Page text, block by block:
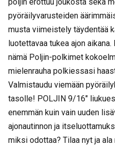
pyöräilyvarusteiden
musta viimeistely täydentää
luotettavaa tukea ajon
nämä Poljin-polkimet
mielenrauha polkiessasi
Valmistaudu viemään
tasolle! POLJIN 9/16″
enemmän kuin vain uuden
ajonautinnon ja
miksi odottaa? Tilaa nyt ja